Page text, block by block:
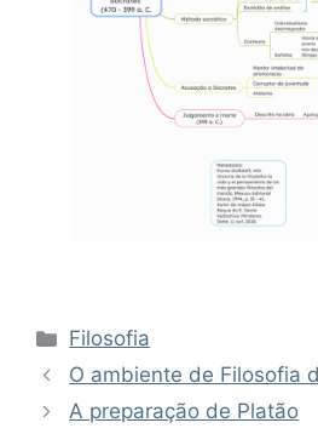
Categorias
Filosofia
O ambiente de Filosofia
A preparação de Platão